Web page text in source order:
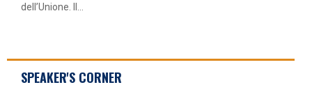
dell’Unione. Il...
SPEAKER'S CORNER